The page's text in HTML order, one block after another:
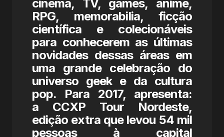
cinema, TV, games, anime,
RPG, memorabilia, ficção
científica e colecionáveis
para conhecerem as últimas
novidades dessas áreas em
uma grande celebração do
universo geek e da cultura
pop. Para 2017, apresenta:
a CCXP Tour Nordeste,
edição extra que levou 54 mil
pessoas à capital